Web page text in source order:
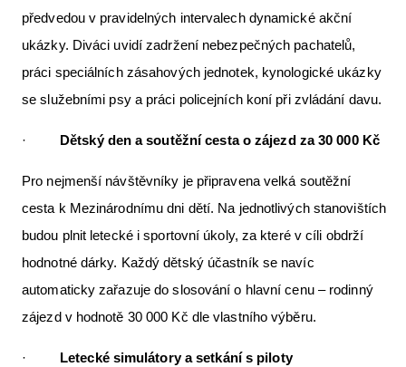
předvedou v pravidelných intervalech dynamické akční
ukázky. Diváci uvidí zadržení nebezpečných pachatelů,
práci speciálních zásahových jednotek, kynologické ukázky
se služebními psy a práci policejních koní při zvládání davu.
· Dětský den a soutěžní cesta o zájezd za 30 000 Kč
Pro nejmenší návštěvníky je připravena velká soutěžní
cesta k Mezinárodnímu dni dětí. Na jednotlivých stanovištích
budou plnit letecké i sportovní úkoly, za které v cíli obdrží
hodnotné dárky. Každý dětský účastník se navíc
automaticky zařazuje do slosování o hlavní cenu – rodinný
zájezd v hodnotě 30 000 Kč dle vlastního výběru.
· Letecké simulátory a setkání s piloty